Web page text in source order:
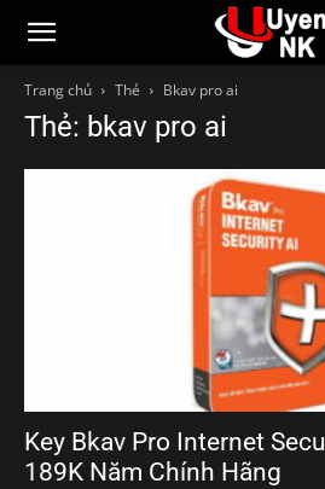
Trang chủ Thẻ Bkav pro ai
Thẻ: bkav pro ai
Key Bkav Pro Internet
189K Năm Chính Hãng